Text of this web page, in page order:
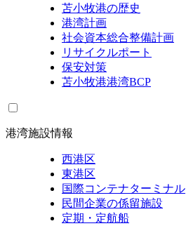
苫小牧港の歴史
港湾計画
社会資本総合整備計画
リサイクルポート
保安対策
苫小牧港港湾BCP
港湾施設情報
西港区
東港区
国際コンテナターミナル
民間企業の係留施設
定期・定航船